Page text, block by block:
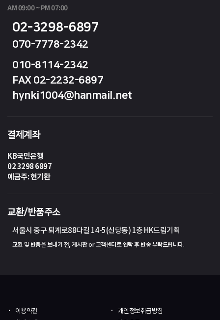
AM 09:00 ~ PM 07:00
02-3298-6897
070-7778-2342
010-8114-2342
FAX 02-2232-6897
hynki1004@hanmail.net
결제계좌
KB국민은행
02 3298 6897
예금주: 현기환
교환/반품주소
서울시 중구 퇴계로88다길 14-5(신당동) 1층 HK드림기획
교환 및 반품을 보내기 전, 게시판 or 고객센터로 연락 후 반송 부탁드립니다.
이용약관
개인정보취급방침